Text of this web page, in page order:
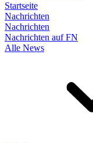
Startseite
Nachrichten
Nachrichten
Nachrichten auf FN
Alle News